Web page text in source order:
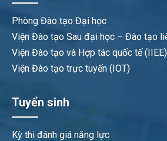
Phòng Đào tạo Đại học
Viện Đào tạo Sau đại học – Đào tạo
Viện Đào tạo và Hợp tác quốc tế (IIEE)
Viện Đào tạo trực tuyến (IOT)
Tuyển sinh
Kỳ thi đánh giá năng lực